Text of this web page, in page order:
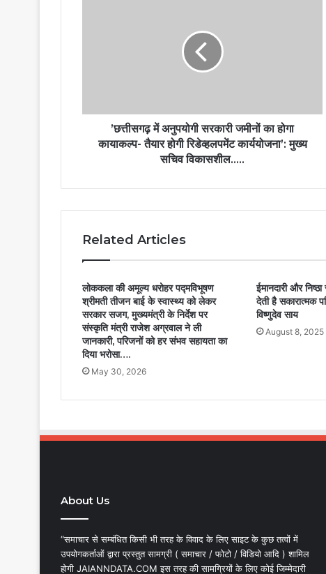
’छत्तीसगढ़ में अनुपयोगी सरकारी जमीनों का होगा
कायाकल्प- तैयार होगी रिडेव्हलपमेंट कार्ययोजना’: मुख्य
सचिव विकासशील…..
Related Articles
लोककला की अमूल्य धरोहर पद्मविभूषण
श्रीमती तीजन बाई के स्वास्थ्य को लेकर
सरकार सजग, मुख्यमंत्री के निर्देश पर
संस्कृति मंत्री राजेश अग्रवाल ने ली
जानकारी, परिजनों को हर संभव सहायता का
दिया भरोसा….
May 30, 2026
ईमानदारी और
देती है सकारात्मक
विष्णुदेव साय
August 8, 2025
About Us
“समाचार से सम्बंधित किसी भी तरह के विवाद के लिए साइट के कुछ तत्वों में
उपयोगकर्ताओं द्वारा प्रस्तुत सामग्री ( समाचार / फोटो / विडियो आदि ) शामिल
होगी JAIANNDATA.COM इस तरह की सामग्रियों के लिए कोई जिम्मेदारी